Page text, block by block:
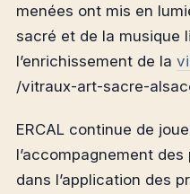
menées ont mis en
sacré et de la musique
l’enrichissement de la
/vitraux-art-sacre-
ERCAL continue de
l’accompagnement
dans l’application des